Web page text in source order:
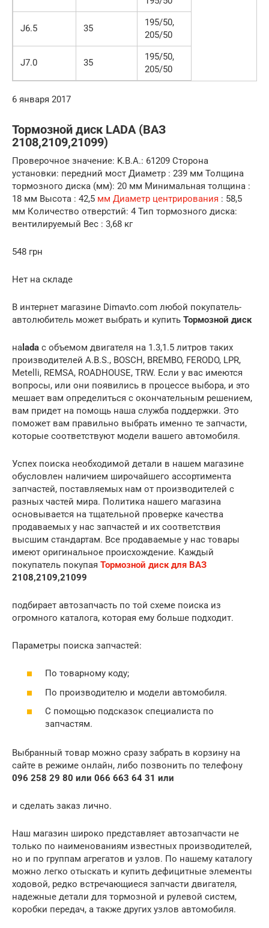
J6.5 35
195/50,
205/50
J7.0 35
195/50,
205/50
6 января 2017
Тормозной диск LADA (ВАЗ
2108,2109,21099)
Проверочное значение: K.B.A.: 61209 Сторона
установки: передний мост Диаметр : 239 мм Толщина
тормозного диска (мм): 20 мм Минимальная толщина :
18 мм Высота : 42,5 мм Диаметр центрирования : 58,5
мм Количество отверстий: 4 Тип тормозного диска:
вентилируемый Вес : 3,68 кг
548 грн
Нет на складе
В интернет магазине Dimavto.com любой покупатель-
автолюбитель может выбрать и купить Тормозной диск
на lada с объемом двигателя на 1.3,1.5 литров таких
производителей A.B.S., BOSCH, BREMBO, FERODO, LPR,
Metelli, REMSA, ROADHOUSE, TRW. Если у вас имеются
вопросы, или они появились в процессе выбора, и это
мешает вам определиться с окончательным решением,
вам придет на помощь наша служба поддержки. Это
поможет вам правильно выбрать именно те запчасти,
которые соответствуют модели вашего автомобиля.
Успех поиска необходимой детали в нашем магазине
обусловлен наличием широчайшего ассортимента
запчастей, поставляемых нам от производителей с
разных частей мира. Политика нашего магазина
основывается на тщательной проверке качества
продаваемых у нас запчастей и их соответствия
высшим стандартам. Все продаваемые у нас товары
имеют оригинальное происхождение. Каждый
покупатель покупая Тормозной диск для ВАЗ
2108,2109,21099
подбирает автозапчасть по той схеме поиска из
огромного каталога, которая ему больше подходит.
Параметры поиска запчастей:
По товарному коду;
По производителю и модели автомобиля.
С помощью подсказок специалиста по
запчастям.
Выбранный товар можно сразу забрать в корзину на
сайте в режиме онлайн, либо позвонить по телефону
096 258 29 80 или 066 663 64 31 или
и сделать заказ лично.
Наш магазин широко представляет автозапчасти не
только по наименованиям известных производителей,
но и по группам агрегатов и узлов. По нашему каталогу
можно легко отыскать и купить дефицитные элементы
ходовой, редко встречающиеся запчасти двигателя,
надежные детали для тормозной и рулевой систем,
коробки передач, а также других узлов автомобиля.